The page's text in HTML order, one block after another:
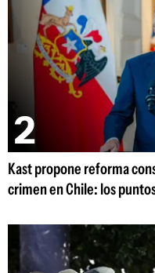
Kast propone reforma
crimen en Chile: los